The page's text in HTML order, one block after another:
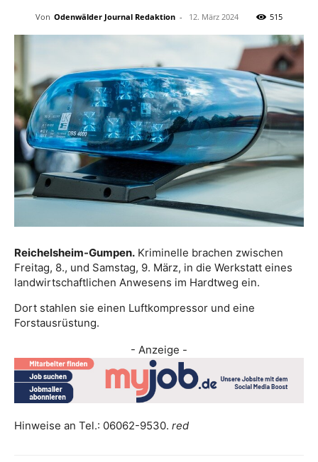
Von Odenwälder Journal Redaktion - 12. März 2024 515
Reichelsheim-Gumpen. Kriminelle brachen zwischen
Freitag, 8., und Samstag, 9. März, in die Werkstatt eines
landwirtschaftlichen Anwesens im Hardtweg ein.
Dort stahlen sie einen Luftkompressor und eine
Forstausrüstung.
- Anzeige -
Hinweise an Tel.: 06062-9530. red